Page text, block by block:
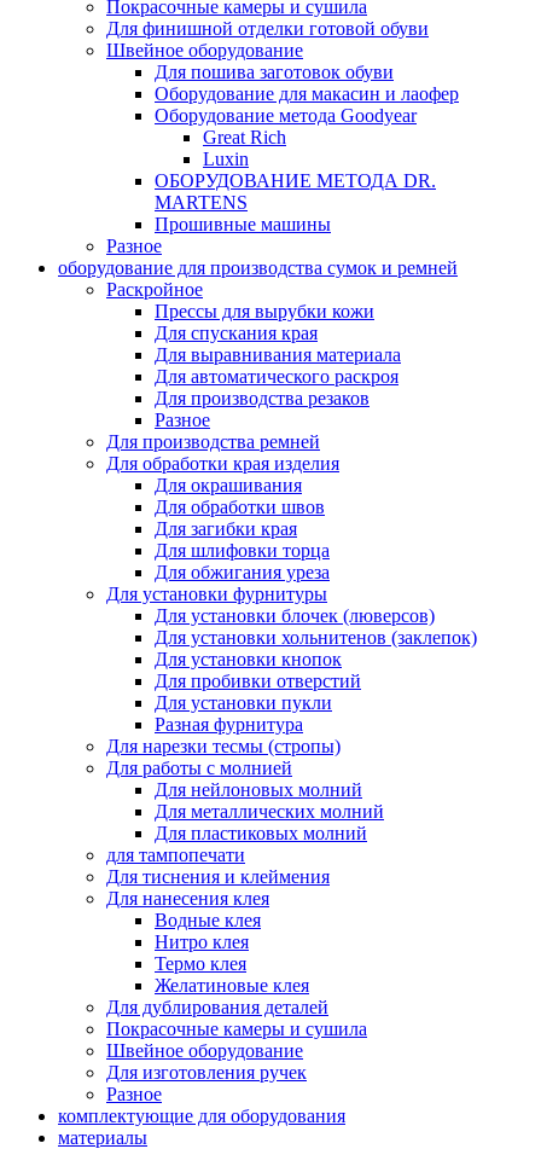
Покрасочные камеры и сушила
Для финишной отделки готовой обуви
Швейное оборудование
Для пошива заготовок обуви
Оборудование для макасин и лаофер
Оборудование метода Goodyear
Great Rich
Luxin
ОБОРУДОВАНИЕ МЕТОДА DR.
MARTENS
Прошивные машины
Разное
оборудование для производства сумок и ремней
Раскройное
Прессы для вырубки кожи
Для спускания края
Для выравнивания материала
Для автоматического раскроя
Для производства резаков
Разное
Для производства ремней
Для обработки края изделия
Для окрашивания
Для обработки швов
Для загибки края
Для шлифовки торца
Для обжигания уреза
Для установки фурнитуры
Для установки блочек (люверсов)
Для установки хольнитенов (заклепок)
Для установки кнопок
Для пробивки отверстий
Для установки пукли
Разная фурнитура
Для нарезки тесмы (стропы)
Для работы с молнией
Для нейлоновых молний
Для металлических молний
Для пластиковых молний
для тампопечати
Для тиснения и клеймения
Для нанесения клея
Водные клея
Нитро клея
Термо клея
Желатиновые клея
Для дублирования деталей
Покрасочные камеры и сушила
Швейное оборудование
Для изготовления ручек
Разное
комплектующие для оборудования
материалы